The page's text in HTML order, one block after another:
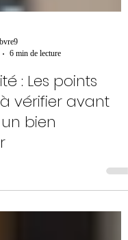
6 min de lecture
: Les points
vérifier avant
bien